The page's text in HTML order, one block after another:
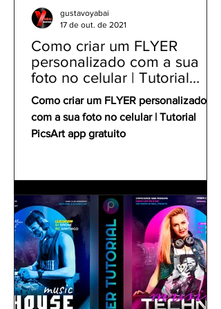
Como criar um FLYER
personalizado com a sua
foto no celular | Tutorial
PicsArt app gratuito
Como criar um FLYER personalizado
com a sua foto no celular | Tutorial
PicsArt app gratuito
gustavoyabai
17 de out. de 2021